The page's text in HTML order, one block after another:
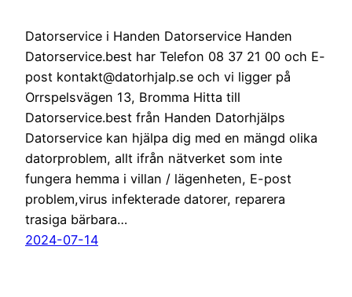
Datorservice i Handen Datorservice Handen
Datorservice.best har Telefon 08 37 21 00 och E-
post kontakt@datorhjalp.se och vi ligger på
Orrspelsvägen 13, Bromma Hitta till
Datorservice.best från Handen Datorhjälps
Datorservice kan hjälpa dig med en mängd olika
datorproblem, allt ifrån nätverket som inte
fungera hemma i villan / lägenheten, E-post
problem,virus infekterade datorer, reparera
trasiga bärbara…
2024-07-14